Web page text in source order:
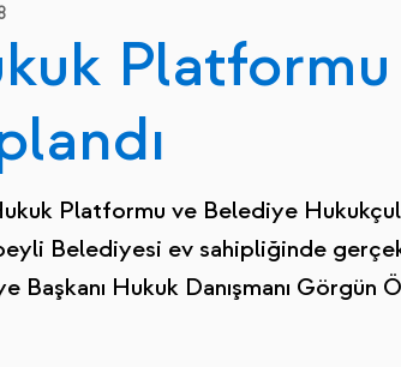
Platformu ve Belediye
Belediyesi ev sahipliğinde
Başkanı Hukuk Danışmanı